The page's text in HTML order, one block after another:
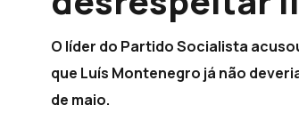
O líder do Partido Socialista
que Luís Montenegro já não
de maio.